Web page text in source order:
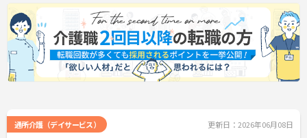
制度や職種間のジョブローテーション制度も整備さ
れており有資格者としての専門性を磨きながら中長
期的なキャリアアップを描けます。年齢による一律
の給与減額やキャリア上限を撤廃し定年65歳から75
歳までの再雇用制度を設けているため幅広い世代の
スタッフがそれぞれの強みを活かして長く活躍でき
【無理のないペースで、長く健康に働ける】
通所介護（デイサービス） 更新日：2026年06月08日